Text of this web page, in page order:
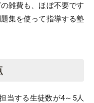
雑費も、ほぼ不要です
集を使って指導する塾
当する生徒数が4～5人